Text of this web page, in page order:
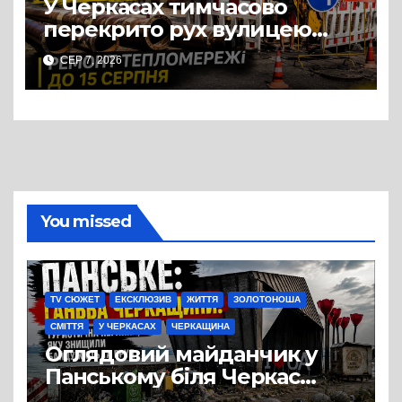
У Черкасах тимчасово
перекрито рух вулицею
Хрещатик на перехресті з
Грушевського через ремонт
тепломережі
СЕР 7, 2026
You missed
TV СЮЖЕТ ЕКСКЛЮЗИВ ЖИТТЯ ЗОЛОТОНОША
СМІТТЯ У ЧЕРКАСАХ ЧЕРКАЩИНА
Оглядовий майданчик у
Панському біля Черкас